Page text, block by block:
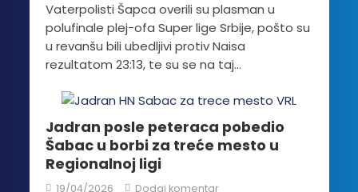
Vaterpolisti Šapca overili su plasman u
polufinale plej-ofa Super lige Srbije, pošto su
u revanšu bili ubedljivi protiv Naisa
rezultatom 23:13, te su se na taj...
Jadran posle peteraca pobedio
Šabac u borbi za treće mesto u
Regionalnoj ligi
19/04/2026 Dodaj komentar